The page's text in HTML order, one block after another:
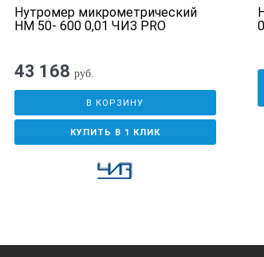
Нутромер микрометрический
НМ 50- 600 0,01 ЧИЗ PRO
43 168 руб.
В КОРЗИНУ
КУПИТЬ В 1 КЛИК